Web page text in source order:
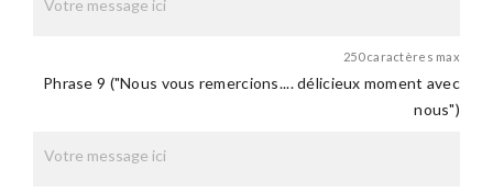
250 caractères max
Phrase 9 ("Nous vous remercions.... délicieux moment avec
nous")